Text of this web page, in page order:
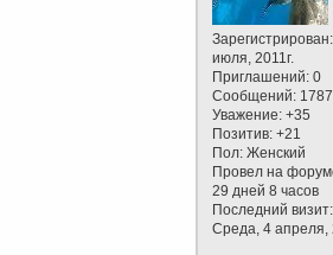
Зарегистрирован
июля, 2011г.
Приглашений: 0
Сообщений: 1787
Уважение: +35
Позитив: +21
Пол: Женский
Провел на
29 дней 8 часов
Последний визит:
Среда, 4 апреля,